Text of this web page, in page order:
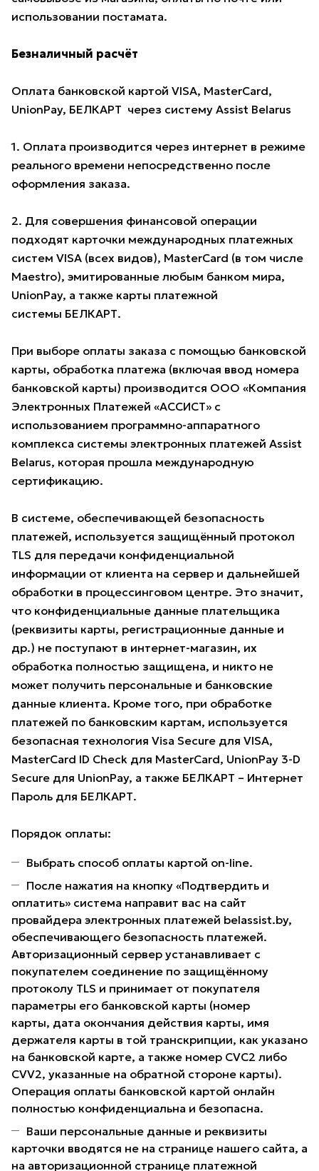
использовании постамата.
Безналичный расчёт
Оплата банковской картой VISA, MasterCard,
UnionPay, БЕЛКАРТ через систему Assist Belarus
1. Оплата производится через интернет в режиме
реального времени непосредственно после
оформления заказа.
2. Для совершения финансовой операции
подходят карточки международных платежных
систем VISA (всех видов), MasterCard (в том числе
Maestro), эмитированные любым банком мира,
UnionPay, а также карты платежной
системы БЕЛКАРТ.
При выборе оплаты заказа с помощью банковской
карты, обработка платежа (включая ввод номера
банковской карты) производится ООО «Компания
Электронных Платежей «АССИСТ» с
использованием программно-аппаратного
комплекса системы электронных платежей Assist
Belarus, которая прошла международную
сертификацию.
В системе, обеспечивающей безопасность
платежей, используется защищённый протокол
TLS для передачи конфиденциальной
информации от клиента на сервер и дальнейшей
обработки в процессинговом центре. Это значит,
что конфиденциальные данные плательщика
(реквизиты карты, регистрационные данные и
др.) не поступают в интернет-магазин, их
обработка полностью защищена, и никто не
может получить персональные и банковские
данные клиента. Кроме того, при обработке
платежей по банковским картам, используется
безопасная технология Visa Secure для VISA,
MasterCard ID Check для MasterCard, UnionPay 3-D
Secure для UnionPay, а также БЕЛКАРТ – Интернет
Пароль для БЕЛКАРТ.
Порядок оплаты:
Выбрать способ оплаты картой on-line.
После нажатия на кнопку «Подтвердить и
оплатить» система направит вас на сайт
провайдера электронных платежей belassist.by,
обеспечивающего безопасность платежей.
Авторизационный сервер устанавливает с
покупателем соединение по защищённому
протоколу TLS и принимает от покупателя
параметры его банковской карты (номер
карты, дата окончания действия карты, имя
держателя карты в той транскрипции, как указано
на банковской карте, а также номер CVC2 либо
CVV2, указанные на обратной стороне карты).
Операция оплаты банковской картой онлайн
полностью конфиденциальна и безопасна.
Ваши персональные данные и реквизиты
карточки вводятся не на странице нашего сайта, а
на авторизационной странице платежной